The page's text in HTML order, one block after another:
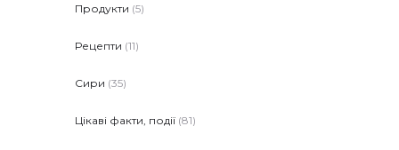
Продукти (5)
Рецепти (11)
Сири (35)
Цікаві факти, події (81)